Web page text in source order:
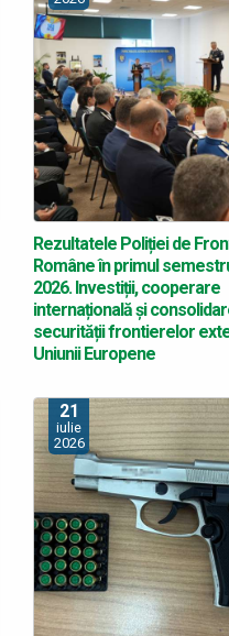
Rezultatele Poliției de
Române în primul
2026. Investiții, cooperare
internațională și
securității frontierelor
Uniunii Europene
21
iulie
2026